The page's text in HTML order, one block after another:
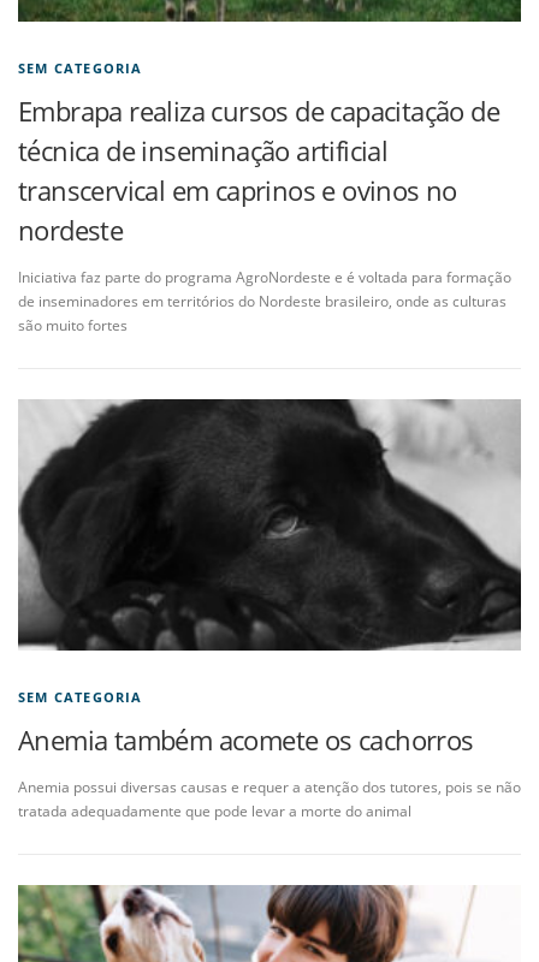
SEM CATEGORIA
Embrapa realiza cursos de capacitação de
técnica de inseminação artificial
transcervical em caprinos e ovinos no
nordeste
Iniciativa faz parte do programa AgroNordeste e é voltada para formação
de inseminadores em territórios do Nordeste brasileiro, onde as culturas
são muito fortes
SEM CATEGORIA
Anemia também acomete os cachorros
Anemia possui diversas causas e requer a atenção dos tutores, pois se não
tratada adequadamente que pode levar a morte do animal